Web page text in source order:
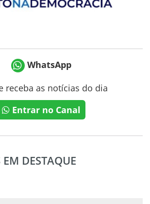
WhatsApp
receba as notícias do dia
Entrar no Canal
EM DESTAQUE